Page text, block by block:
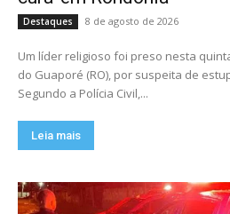
Destaques 8 de agosto de 2026
Um líder religioso foi preso nesta
do Guaporé (RO), por suspeita de
Segundo a Polícia Civil,...
Leia mais